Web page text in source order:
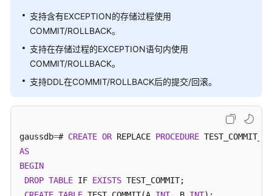
SQL
参
考
最
实
定
支持含有EXCEPTION的存储过程使用
COMMIT/ROLLBACK。
支持在存储过程的EXCEPTION语句内使用
COMMIT/ROLLBACK。
支持DDL在COMMIT/ROLLBACK后的提交/回滚。
gaussdb=# CREATE OR REPLACE PROCEDURE
AS
BEGIN
DROP TABLE IF EXISTS TEST_COMMIT;